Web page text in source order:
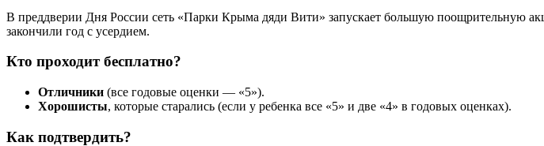
В преддверии Дня России сеть «Парки Крыма дяди Вити» запускает большую поощрительную
закончили год с усердием.
Кто проходит бесплатно?
Отличники (все годовые оценки — «5»).
Хорошисты, которые старались (если у ребенка все «5» и две «4» в годовых оценках).
Как подтвердить?